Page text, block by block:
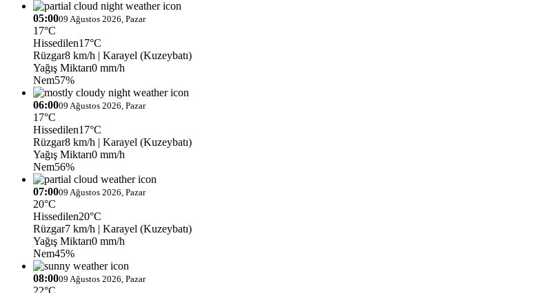
05:0009 Ağustos 2026, Pazar
17°C
Hissedilen17°C
Rüzgar8 km/h | Karayel (Kuzeybatı)
Yağış Miktarı0 mm/h
Nem57%
06:0009 Ağustos 2026, Pazar
17°C
Hissedilen17°C
Rüzgar8 km/h | Karayel (Kuzeybatı)
Yağış Miktarı0 mm/h
Nem56%
07:0009 Ağustos 2026, Pazar
20°C
Hissedilen20°C
Rüzgar7 km/h | Karayel (Kuzeybatı)
Yağış Miktarı0 mm/h
Nem45%
08:0009 Ağustos 2026, Pazar
22°C